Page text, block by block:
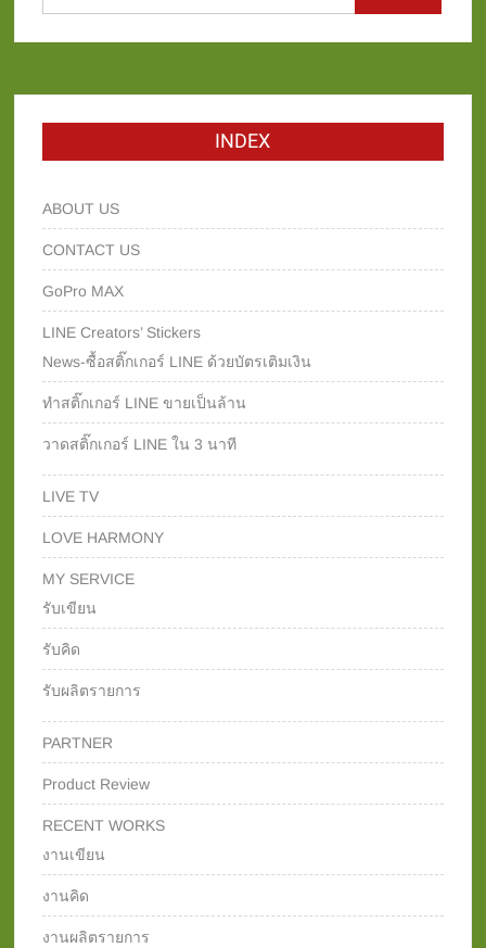
สำหรับ:
INDEX
ABOUT US
CONTACT US
GoPro MAX
LINE Creators’ Stickers
News-ซื้อสติ๊กเกอร์ LINE ด้วยบัตรเติมเงิน
ทำสติ๊กเกอร์ LINE ขายเป็นล้าน
วาดสติ๊กเกอร์ LINE ใน 3 นาที
LIVE TV
LOVE HARMONY
MY SERVICE
รับเขียน
รับคิด
รับผลิตรายการ
PARTNER
Product Review
RECENT WORKS
งานเขียน
งานคิด
งานผลิตรายการ